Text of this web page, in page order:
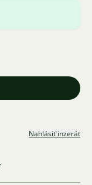
Nahlásiť inzerát